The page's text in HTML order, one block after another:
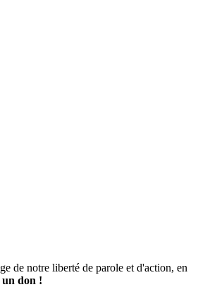
de notre liberté de parole et d'action, en
un don !